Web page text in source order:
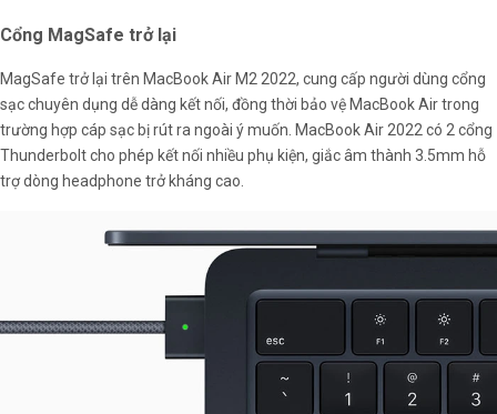
Cổng MagSafe trở lại
MagSafe trở lại trên MacBook Air M2 2022, cung cấp người dùng cổng
sạc chuyên dụng dễ dàng kết nối, đồng thời bảo vệ MacBook Air trong
trường hợp cáp sạc bị rút ra ngoài ý muốn. MacBook Air 2022 có 2 cổng
Thunderbolt cho phép kết nối nhiều phụ kiện, giắc âm thành 3.5mm hỗ
trợ dòng headphone trở kháng cao.